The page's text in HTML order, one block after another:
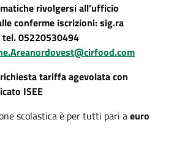
rivolgersi all’ufficio
conferme iscrizioni: sig.ra
05220530494
tariffa agevolata con
ISEE
scolastica è per tutti pari aeuro